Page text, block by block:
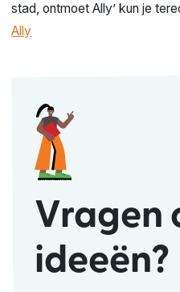
stad, ontmoet Ally’ kun je
Ally
Vragen
ideeën?